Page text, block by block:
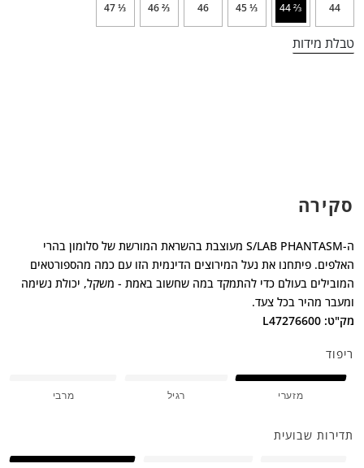
44
⅔ 44
⅓ 45
46
⅔ 46
⅓ 47
טבלת מידות
סקירה
ה-S/LAB PHANTASM מעוצבת בהשראת המורשת של סלומון בהרי
האלפים. פיתחנו את נעל המירוצים הדינמית הזו עם כמה מהספורטאים
המובילים בעולם כדי להתמקד במה שחשוב באמת - משקל, יכולת נשימה
ומעבר מהיר בכל צעד.
מק"ט: L47276600
ריפוד
מזערי רגיל מרבי
תדירות שבועית